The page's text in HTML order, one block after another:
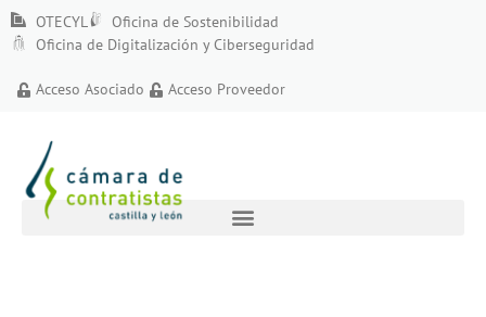
OTECYL
Oficina de Sostenibilidad
Oficina de Digitalización y Ciberseguridad
Acceso Asociado Acceso Proveedor